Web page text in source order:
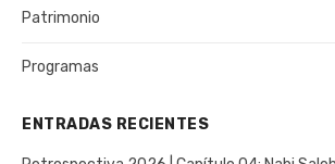
Patrimonio
Programas
ENTRADAS RECIENTES